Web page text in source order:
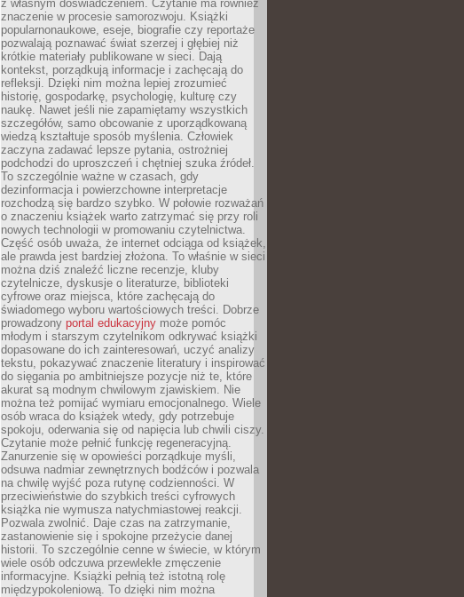
z własnym doświadczeniem. Czytanie ma również
znaczenie w procesie samorozwoju. Książki
popularnonaukowe, eseje, biografie czy reportaże
pozwalają poznawać świat szerzej i głębiej niż
krótkie materiały publikowane w sieci. Dają
kontekst, porządkują informacje i zachęcają do
refleksji. Dzięki nim można lepiej zrozumieć
historię, gospodarkę, psychologię, kulturę czy
naukę. Nawet jeśli nie zapamiętamy wszystkich
szczegółów, samo obcowanie z uporządkowaną
wiedzą kształtuje sposób myślenia. Człowiek
zaczyna zadawać lepsze pytania, ostrożniej
podchodzi do uproszczeń i chętniej szuka źródeł.
To szczególnie ważne w czasach, gdy
dezinformacja i powierzchowne interpretacje
rozchodzą się bardzo szybko. W połowie rozważań
o znaczeniu książek warto zatrzymać się przy roli
nowych technologii w promowaniu czytelnictwa.
Część osób uważa, że internet odciąga od książek,
ale prawda jest bardziej złożona. To właśnie w sieci
można dziś znaleźć liczne recenzje, kluby
czytelnicze, dyskusje o literaturze, biblioteki
cyfrowe oraz miejsca, które zachęcają do
świadomego wyboru wartościowych treści. Dobrze
prowadzony portal edukacyjny może pomóc
młodym i starszym czytelnikom odkrywać książki
dopasowane do ich zainteresowań, uczyć analizy
tekstu, pokazywać znaczenie literatury i inspirować
do sięgania po ambitniejsze pozycje niż te, które
akurat są modnym chwilowym zjawiskiem. Nie
można też pomijać wymiaru emocjonalnego. Wiele
osób wraca do książek wtedy, gdy potrzebuje
spokoju, oderwania się od napięcia lub chwili ciszy.
Czytanie może pełnić funkcję regeneracyjną.
Zanurzenie się w opowieści porządkuje myśli,
odsuwa nadmiar zewnętrznych bodźców i pozwala
na chwilę wyjść poza rutynę codzienności. W
przeciwieństwie do szybkich treści cyfrowych
książka nie wymusza natychmiastowej reakcji.
Pozwala zwolnić. Daje czas na zatrzymanie,
zastanowienie się i spokojne przeżycie danej
historii. To szczególnie cenne w świecie, w którym
wiele osób odczuwa przewlekłe zmęczenie
informacyjne. Książki pełnią też istotną rolę
międzypokoleniową. To dzięki nim można